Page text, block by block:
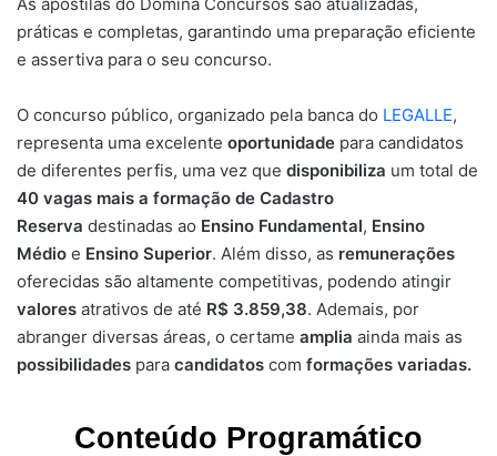
práticas e completas, garantindo uma preparação eficiente
e assertiva para o seu concurso.
O concurso público, organizado pela banca do LEGALLE,
representa uma excelente oportunidade para candidatos
de diferentes perfis, uma vez que disponibiliza um total de
40 vagas mais a formação de Cadastro
Reserva destinadas ao Ensino Fundamental, Ensino
Médio e Ensino Superior. Além disso, as remunerações
oferecidas são altamente competitivas, podendo atingir
valores atrativos de até R$ 3.859,38. Ademais, por
abranger diversas áreas, o certame amplia ainda mais as
possibilidades para candidatos com formações variadas.
Conteúdo Programático